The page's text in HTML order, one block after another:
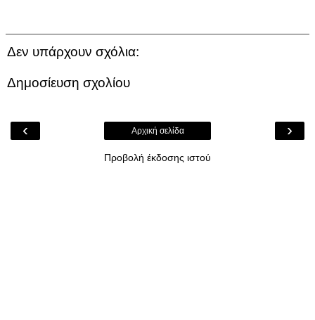
Δεν υπάρχουν σχόλια:
Δημοσίευση σχολίου
‹ ›
Αρχική σελίδα
Προβολή έκδοσης ιστού